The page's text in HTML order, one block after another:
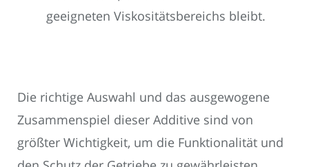
geeigneten Viskositätsbereichs bleibt.
Die richtige Auswahl und das ausgewogene
Zusammenspiel dieser Additive sind von
größter Wichtigkeit, um die Funktionalität und